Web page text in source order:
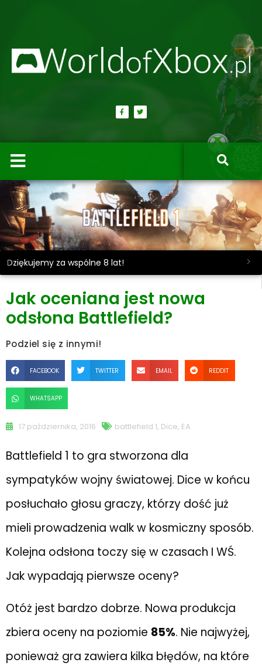
Dziękujemy za wspólne 8 lat!
Jak oceniana jest nowa
odsłona Battlefield?
Podziel się z innymi!
FACEBOOK TWITTER EMAIL REDDIT
WHATSAPP
17 października, 2016 battlefield 1, Dice, EA
Battlefield 1 to gra stworzona dla
sympatyków wojny światowej. Dice w końcu
posłuchało głosu graczy, którzy dość już
mieli prowadzenia walk w kosmiczny sposób.
Kolejna odsłona toczy się w czasach I WŚ.
Jak wypadają pierwsze oceny?
Otóż jest bardzo dobrze. Nowa produkcja
zbiera oceny na poziomie 85%. Nie najwyżej,
ponieważ gra zawiera kilka błędów, na które